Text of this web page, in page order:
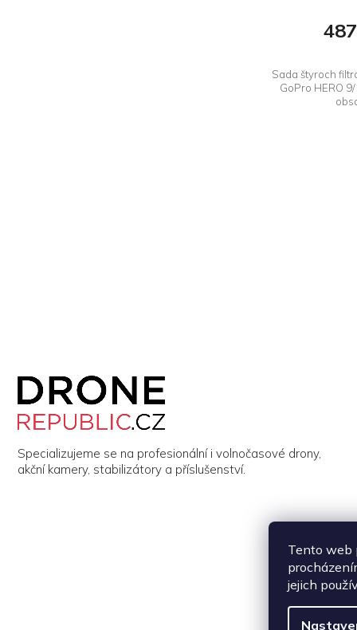
Tento web
jejich
Sada štyroch
GoPro HERO
Specializujeme se na profesionální i volnočasové drony,
akční kamery, stabilizátory a příslušenství.